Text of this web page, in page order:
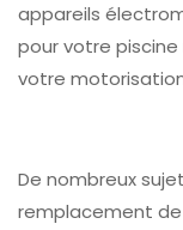
appareils
pour votre
votre
De nombreux
remplacement